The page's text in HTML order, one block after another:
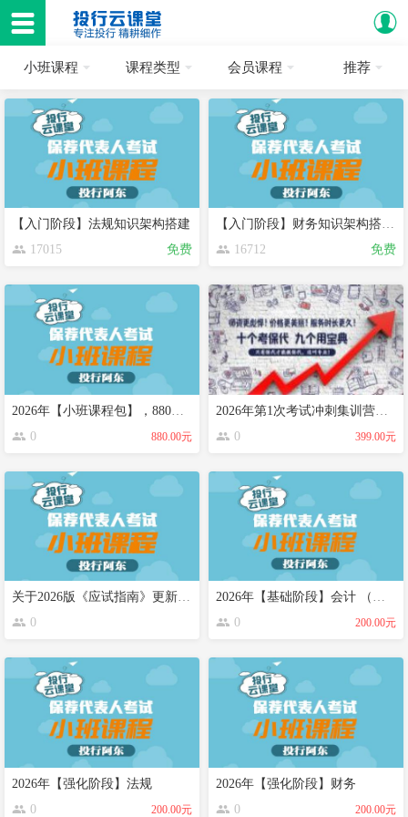
小班课程 课程类型 会员课程 推荐
【入门阶段】法规知识架构搭建
17015
免费
【入门阶段】财务知识架构搭建（包括会计、审计和财务管理）
16712
免费
0
880.00元
0
399.00元
关于2026版《应试指南》更新及不适用知识点提示（仅限购买2026年版本的保代宝典纸质学员）
0
2026年【基础阶段】会计 （适用2026年考试，投行云课堂每个视频上传更新日期都会标明）
0
200.00元
2026年【强化阶段】法规
0
200.00元
2026年【强化阶段】财务
0
200.00元